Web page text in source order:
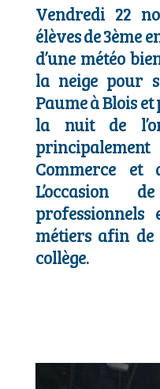
Vendredi 22
élèves de 3ème
d’une météo
la neige pour
Paume à Blois
la nuit de
Commerce et
L’occasion
métiers afin
collège.